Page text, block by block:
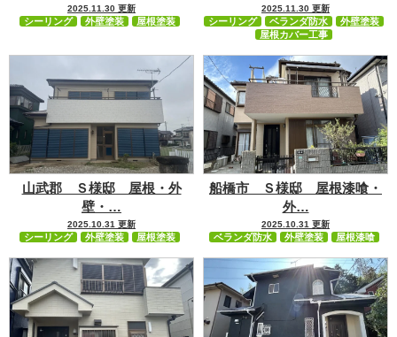
2025.11.30 更新
シーリング 外壁塗装 屋根塗装
2025.11.30 更新
シーリング ベランダ防水
外壁塗装
屋根カバー工事
山武郡 Ｓ様邸 屋根・外
壁・…
2025.10.31 更新
シーリング 外壁塗装 屋根塗装
船橋市 Ｓ様邸 屋根漆喰・
外…
2025.10.31 更新
ベランダ防水 外壁塗装 屋根漆喰